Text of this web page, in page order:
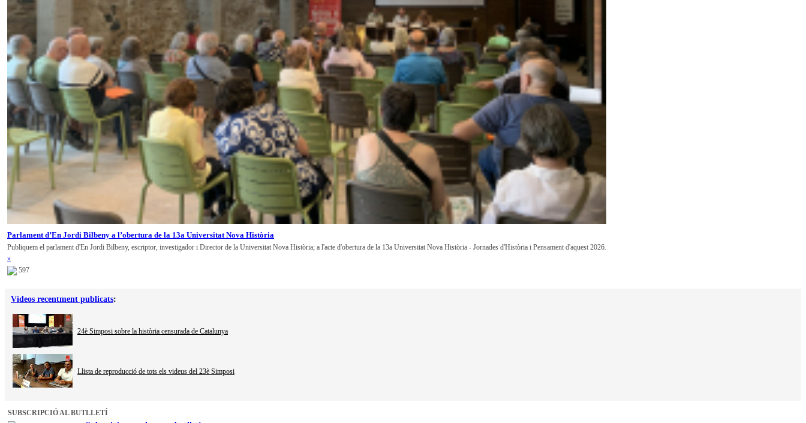
Parlament d’En Jordi Bilbeny a l’obertura de la 13a Universitat Nova Història
Publiquem el parlament d'En Jordi Bilbeny, escriptor, investigador i Director de la Universitat Nova Història; a l'acte d'obertura de la 13a Universitat Nova Història - Jornades d'Història i Pensament d'aquest 2026.
»
597
Vídeos recentment publicats:
24è Simposi sobre la història censurada de Catalunya
Llista de reproducció de tots els videus del 23è Simposi
SUBSCRIPCIÓ AL BUTLLETÍ